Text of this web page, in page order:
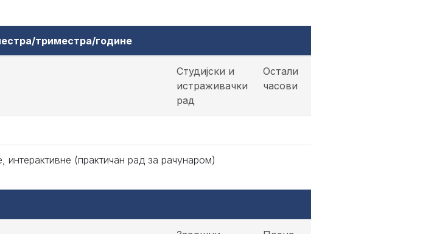
триместра/године
Студијски и
истраживачки
рад
Остали
часови
интерактивне (практичан рад за рачунаром)